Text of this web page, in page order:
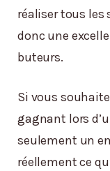
réaliser tous les
donc une
buteurs.
Si vous
gagnant lors
seulement un
réellement ce